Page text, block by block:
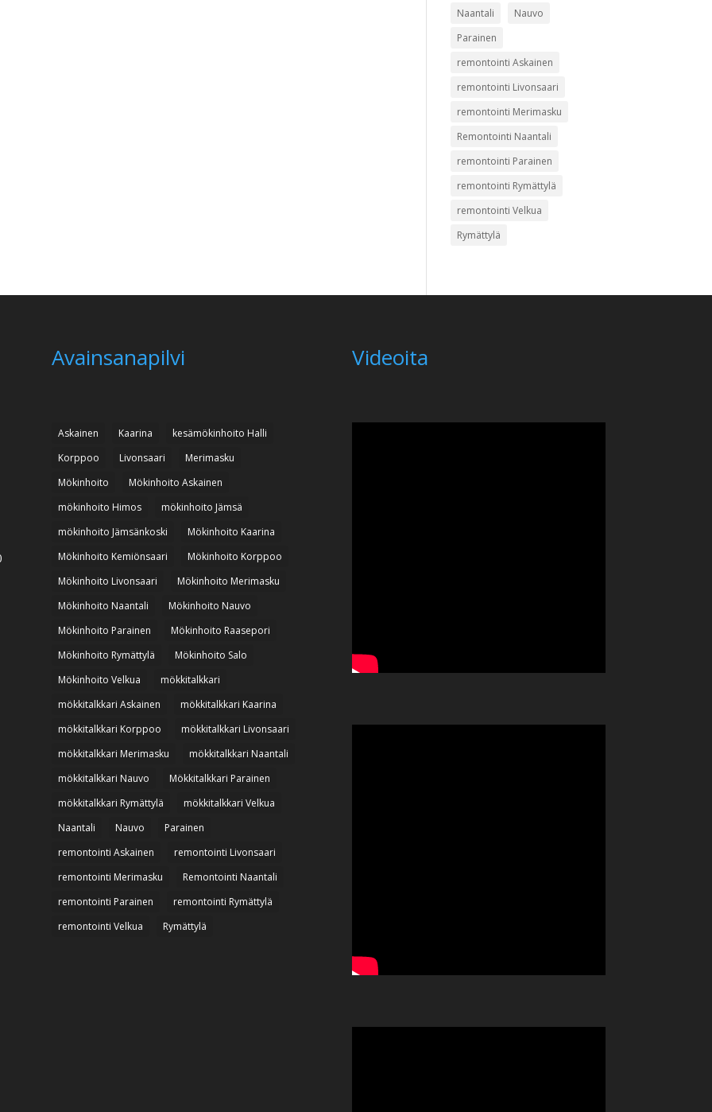
Naantali
Nauvo
Parainen
remontointi Askainen
remontointi Livonsaari
remontointi Merimasku
Remontointi Naantali
remontointi Parainen
remontointi Rymättylä
remontointi Velkua
Rymättylä
Avainsanapilvi
Askainen Kaarina
kesämökinhoito Halli
Korppoo
Livonsaari
Merimasku
Mökinhoito
Mökinhoito Askainen
mökinhoito Himos
mökinhoito Jämsä
mökinhoito Jämsänkoski
Mökinhoito Kaarina
Mökinhoito Kemiönsaari
Mökinhoito Korppoo
Mökinhoito Livonsaari
Mökinhoito Merimasku
Mökinhoito Naantali
Mökinhoito Nauvo
Mökinhoito Parainen
Mökinhoito Raasepori
Mökinhoito Rymättylä
Mökinhoito Salo
Mökinhoito Velkua
mökkitalkkari
mökkitalkkari Askainen
mökkitalkkari Kaarina
mökkitalkkari Korppoo
mökkitalkkari Livonsaari
mökkitalkkari Merimasku
mökkitalkkari Naantali
mökkitalkkari Nauvo
Mökkitalkkari Parainen
mökkitalkkari Rymättylä
mökkitalkkari Velkua
Naantali
Nauvo
Parainen
remontointi Askainen
remontointi Livonsaari
remontointi Merimasku
Remontointi Naantali
remontointi Parainen
remontointi Rymättylä
remontointi Velkua
Rymättylä
Videoita